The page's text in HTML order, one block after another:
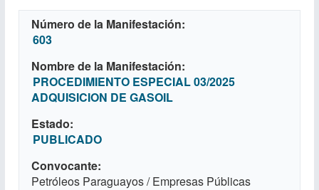
Número de la Manifestación
603
Nombre de la Manifestación
PROCEDIMIENTO ESPECIAL 03/2025
ADQUISICION DE GASOIL
Estado
PUBLICADO
Convocante
Petróleos Paraguayos / Empresas Públicas